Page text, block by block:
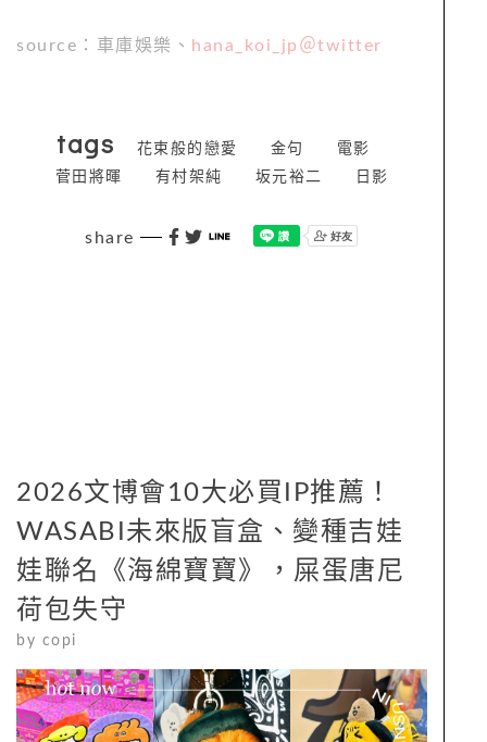
source：車庫娛樂、 hana_koi_jp＠twitter
tags 花束般的戀愛 金句
電影
菅田將暉
有村架純 坂元裕二 日影
share
2026文博會10大必買IP推薦！
WASABI未來版盲盒、變種吉娃
娃聯名《海綿寶寶》，屎蛋唐尼
荷包失守
by copi